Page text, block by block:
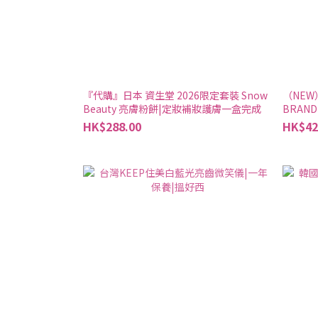
『代購』日本 資生堂 2026限定套裝 Snow
Beauty 亮膚粉餅|定妝補妝護膚一盒完成
HK$288.00
（